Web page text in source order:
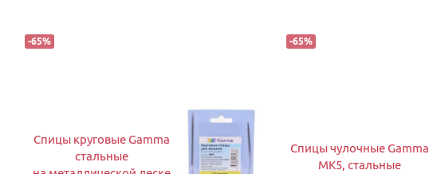
-65%
Спицы круговые Gamma
стальные
-65%
Спицы чулочные Gamma
MK5, стальные